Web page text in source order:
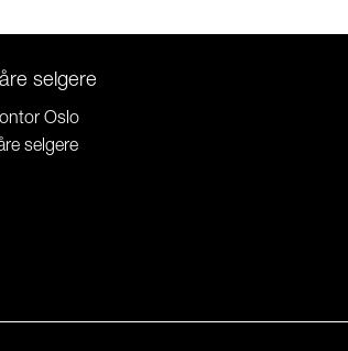
selgere
Oslo
selgere